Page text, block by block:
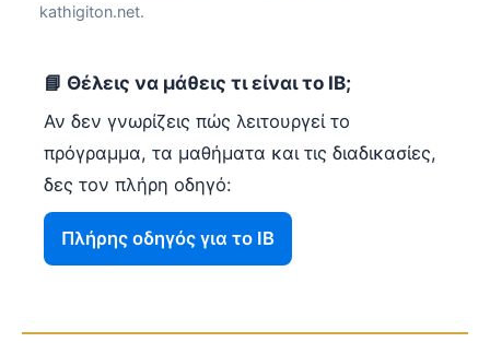
kathigiton.net.
📘 Θέλεις να μάθεις τι είναι το IB;
Αν δεν γνωρίζεις πώς λειτουργεί το
πρόγραμμα, τα μαθήματα και τις διαδικασίες,
δες τον πλήρη οδηγό:
Πλήρης οδηγός για το IB